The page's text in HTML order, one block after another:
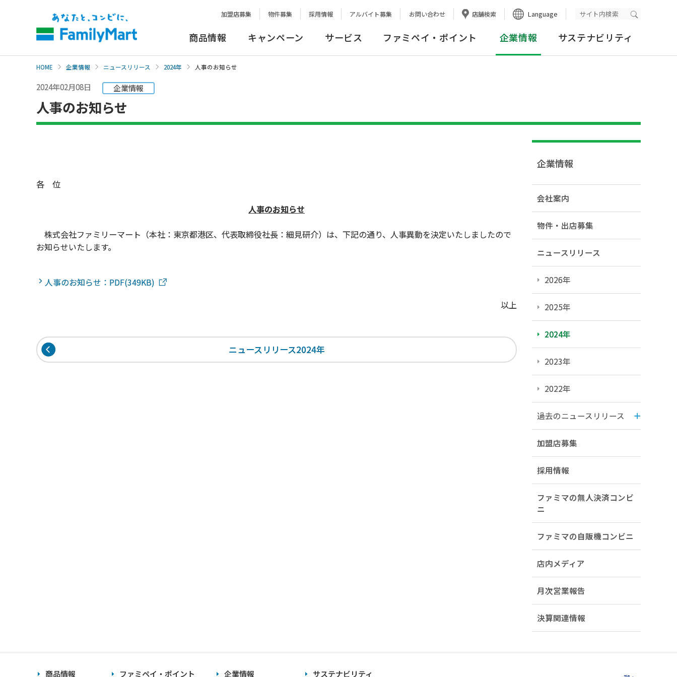
加盟店募集 物件募集 採用情報 アルバイト募集 お問い合わせ 店舗検索 Language 検索実行
商品情報 キャンペーン サービス ファミペイ・ポイント 企業情報 サステナビリティ
HOME 企業情報 ニュースリリース 2024年 人事のお知らせ
2024年02月08日 企業情報
人事のお知らせ
各 位
人事のお知らせ
株式会社ファミリーマート（本社：東京都港区、代表取締役社長：細見研介）は、下記の通り、人事異動を決定いたしましたので
お知らせいたします。
人事のお知らせ：PDF(349KB)
以上
ニュースリリース2024年
企業情報
会社案内
物件・出店募集
ニュースリリース
2026年
2025年
2024年
2023年
2022年
過去のニュースリリース
加盟店募集
採用情報
ファミマの無人決済コンビ
ニ
ファミマの自販機コンビニ
店内メディア
月次営業報告
決算関連情報
商品情報 ファミペイ・ポイント 企業情報 サステナビリティ